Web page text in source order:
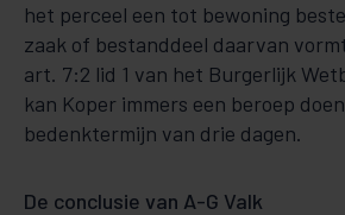
het perceel een tot bewoning
zaak of bestanddeel daarvan
art. 7:2 lid 1 van het Burgerlijk
kan Koper immers een beroep
bedenktermijn van drie dagen.
De conclusie van A-G Valk